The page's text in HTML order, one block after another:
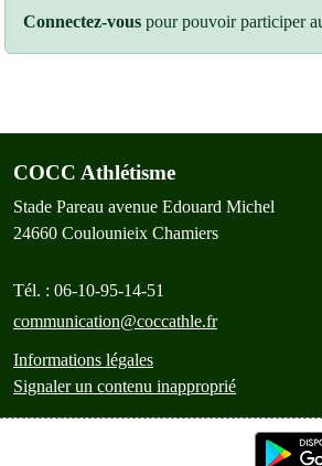
Connectez-vous pour pouvoir participer
COCC Athlétisme
Stade Pareau avenue Edouard Michel
24660 Coulounieix Chamiers
Tél. : 06-10-95-14-51
communication@coccathle.fr
Informations légales
Signaler un contenu inapproprié